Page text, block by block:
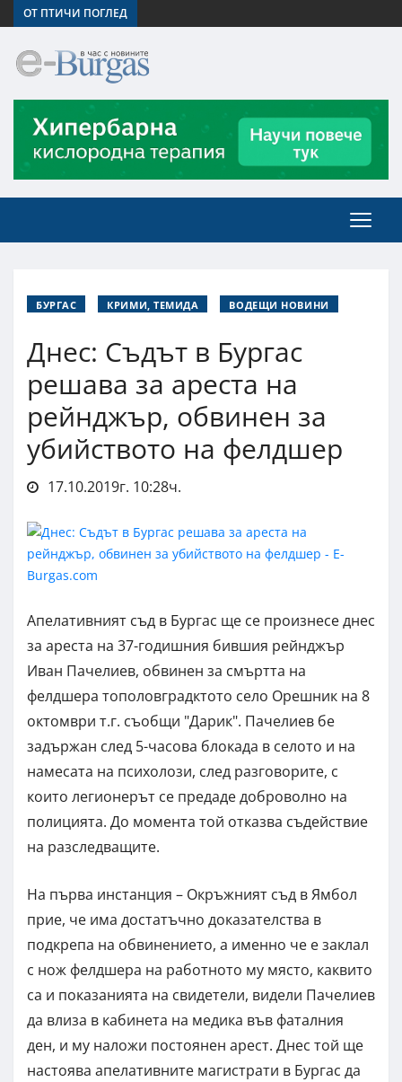
ОТ ПТИЧИ ПОГЛЕД
БУРГАС КРИМИ, ТЕМИДА ВОДЕЩИ НОВИНИ
Днес: Съдът в Бургас
решава за ареста на
рейнджър, обвинен за
убийството на фелдшер
17.10.2019г. 10:28ч.
Апелативният съд в Бургас ще се произнесе днес
за ареста на 37-годишния бившия рейнджър
Иван Пачелиев, обвинен за смъртта на
фелдшера тополовградктото село Орешник на 8
октомври т.г. съобщи "Дарик". Пачелиев бе
задържан след 5-часова блокада в селото и на
намесата на психолози, след разговорите, с
които легионерът се предаде доброволно на
полицията. До момента той отказва съдействие
на разследващите.
На първа инстанция – Окръжният съд в Ямбол
прие, че има достатъчно доказателства в
подкрепа на обвинението, а именно че е заклал
с нож фелдшера на работното му място, каквито
са и показанията на свидетели, видели Пачелиев
да влиза в кабинета на медика във фаталния
ден, и му наложи постоянен арест. Днес той ще
настоява апелативните магистрати в Бургас да